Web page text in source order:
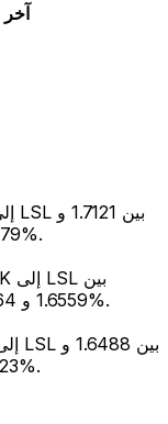
آخر 90 يوماً
1.7479. كان المتوسط 1.7324 مع تقلبات 0.57%.
1.6559 و 1.7564. كان المتوسط 1.7110 مع تقلبات 0.64%.
1.8023. كان المتوسط 1.7250 مع تقلبات 0.55%.